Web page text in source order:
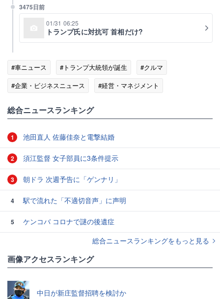
3475日前
01/31 06:25
トランプ氏に対抗可 首相だけ?
#車ニュース #トランプ大統領が誕生
#クルマ
#企業・ビジネスニュース
#経営・マネジメント
総合ニュースランキング
1 池田直人 佐藤佳奈と電撃結婚
2 須江監督 女子部員に3条件提示
3 朝ドラ 次週予告に「ゲンナリ」
4 駅で流れた「不適切音声」に声明
5
ケンコバ コロナで謎の後遺症
総合ニュースランキングをもっと見る
画像アクセスランキング
中日が新庄監督招聘を検討か